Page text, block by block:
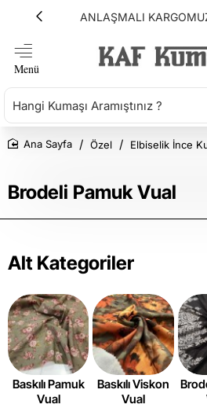
ANLAŞMALI
Brodeli Pamuk Vual
Özel Elbiselik İnce
Alt Kategoriler
Baskılı Pamuk
Vual
Baskılı Viskon
Vual